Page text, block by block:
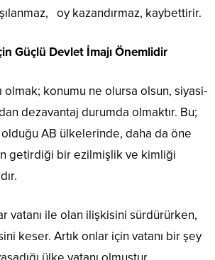
oy kazandırmaz, kaybettirir.
Güçlü Devlet İmajı Önemlidir
olmak; konumu ne olursa olsun, siyasi-
dezavantaj durumda olmaktır. Bu;
olduğu AB ülkelerinde, daha da öne
getirdiği bir ezilmişlik ve kimliği
vatanı ile olan ilişkisini sürdürürken,
keser. Artık onlar için vatanı bir şey